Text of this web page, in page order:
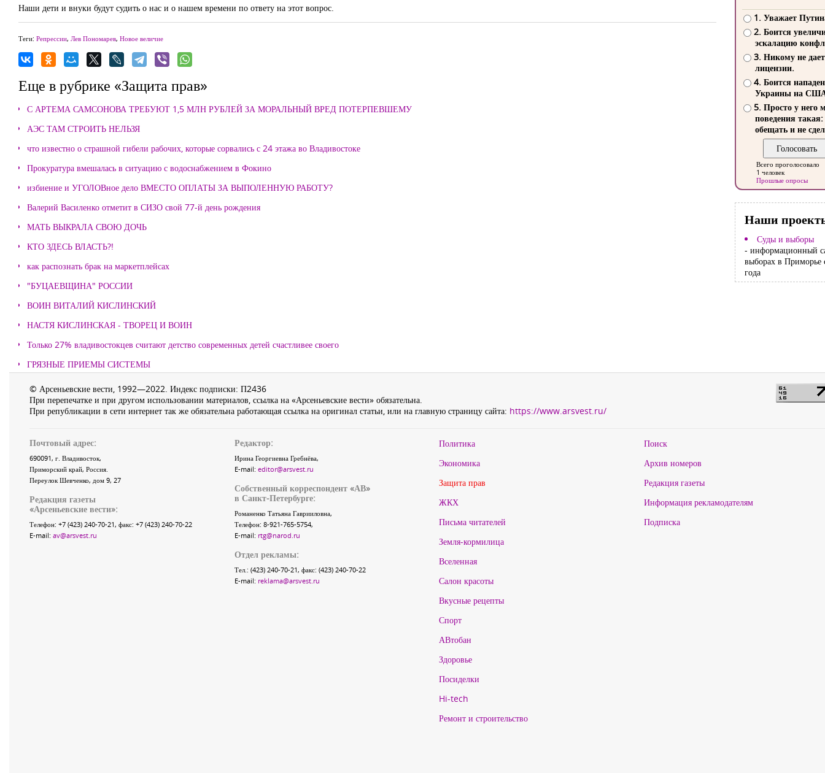
Наши дети и внуки будут судить о нас и о нашем времени по ответу на этот вопрос.
Теги: Репрессии, Лев Пономарев, Новое величие
Еще в рубрике «Защита прав»
С АРТЕМА САМСОНОВА ТРЕБУЮТ 1,5 МЛН РУБЛЕЙ ЗА МОРАЛЬНЫЙ ВРЕД ПОТЕРПЕВШЕМУ
АЭС ТАМ СТРОИТЬ НЕЛЬЗЯ
что известно о страшной гибели рабочих, которые сорвались с 24 этажа во Владивостоке
Прокуратура вмешалась в ситуацию с водоснабжением в Фокино
избиение и УГОЛОВное дело ВМЕСТО ОПЛАТЫ ЗА ВЫПОЛЕННУЮ РАБОТУ?
Валерий Василенко отметит в СИЗО свой 77-й день рождения
МАТЬ ВЫКРАЛА СВОЮ ДОЧЬ
КТО ЗДЕСЬ ВЛАСТЬ?!
как распознать брак на маркетплейсах
"БУЦАЕВЩИНА" РОССИИ
ВОИН ВИТАЛИЙ КИСЛИНСКИЙ
НАСТЯ КИСЛИНСКАЯ - ТВОРЕЦ И ВОИН
Только 27% владивостокцев считают детство современных детей счастливее своего
ГРЯЗНЫЕ ПРИЕМЫ СИСТЕМЫ
1. Уважает
2. Боится
эскалацию
3. Никому не
лицензии.
4. Боится
Украины на
5. Просто у него
поведения такая:
обещать и не
Всего проголосовало
1 человек
Прошлые опросы
Наши
Суды и выборы
- информационный
выборах в Приморье
года
© Арсеньевские вести, 1992—2022. Индекс подписки: П2436
При перепечатке и при другом использовании материалов, ссылка на «Арсеньевские вести» обязательна.
При републикации в сети интернет так же обязательна работающая ссылка на оригинал статьи, или на главную страницу сайта: https://www.arsvest.ru/
Почтовый адрес:
690091, г. Владивосток,
Приморский край, Россия.
Переулок Шевченко, дом 9, 27
Редакция газеты
«Арсеньевские вести»:
Телефон: +7 (423) 240-70-21, факс: +7 (423) 240-70-22
E-mail: av@arsvest.ru
Редактор:
Ирина Георгиевна Гребнёва,
E-mail: editor@arsvest.ru
Собственный корреспондент «АВ»
в Санкт-Петербурге:
Романенко Татьяна Гаврииловна,
Телефон: 8-921-765-5754,
E-mail: rtg@narod.ru
Отдел рекламы:
Тел.: (423) 240-70-21, факс: (423) 240-70-22
E-mail: reklama@arsvest.ru
Политика
Экономика
Защита прав
ЖКХ
Письма читателей
Земля-кормилица
Вселенная
Салон красоты
Вкусные рецепты
Спорт
АВтобан
Здоровье
Посиделки
Hi-tech
Ремонт и строительство
Поиск
Архив номеров
Редакция газеты
Информация рекламодателям
Подписка